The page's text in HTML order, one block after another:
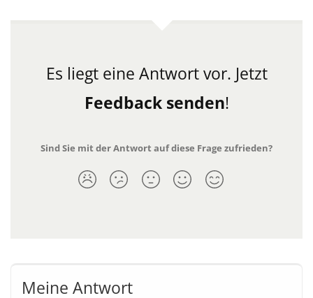
Es liegt eine Antwort vor. Jetzt
Feedback senden!
Sind Sie mit der Antwort auf diese Frage zufrieden?
Meine Antwort